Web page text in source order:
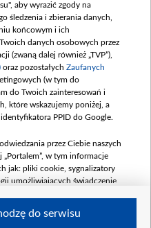
październik 350
PLN
GRUDZIEŃ 2025
mln)
000,00 PLN
LUTY 2026 (wpłata
180 mln, 8
000,00 PLN
aby wyrazić zgody na
śledzenia i zbierania danych,
końcowym i ich
danych osobowych przez
(zwaną dalej również „TVP”),
oraz pozostałych Zaufanych
(w tym do
do Twoich zainteresowań i
które wskazujemy poniżej, a
PPID do Google.
przez Ciebie naszych
„Portalem”, w tym informacje
jak: pliki cookie, sygnalizatory
umożliwiających świadczenie
do serwisu